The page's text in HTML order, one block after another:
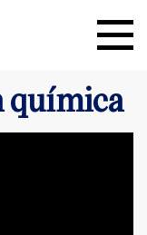
química